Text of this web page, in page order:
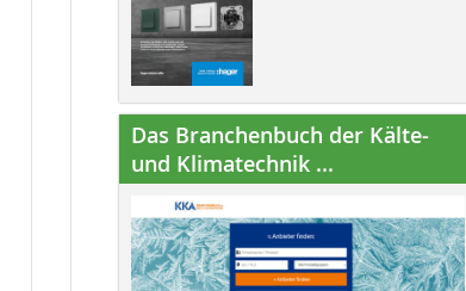
Das Branchenbuch der Kälte-
und Klimatechnik ...